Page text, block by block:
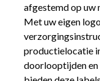
afgestemd op uw
Met uw eigen
productielocatie
doorlooptijden